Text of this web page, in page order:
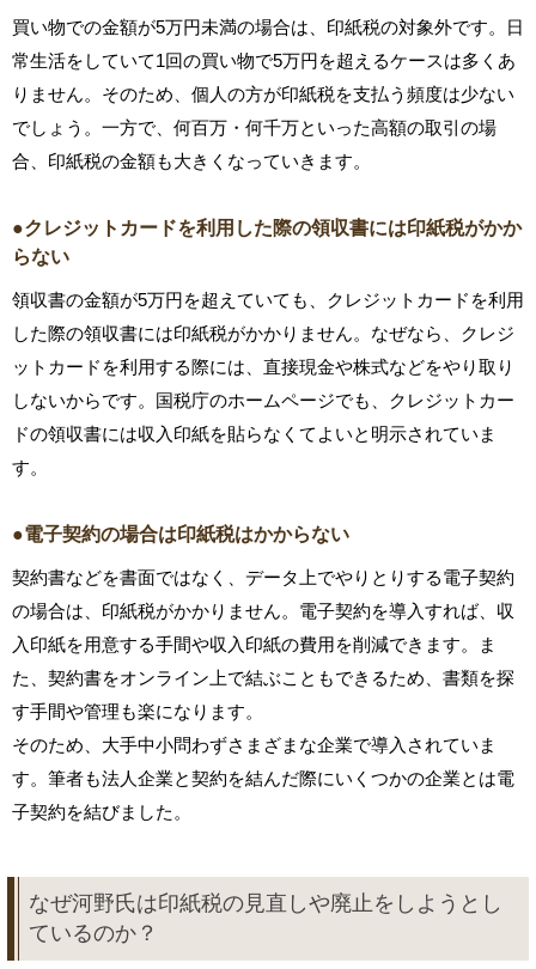
買い物での金額が5万円未満の場合は、印紙税の対象外です。日
常生活をしていて1回の買い物で5万円を超えるケースは多くあ
りません。そのため、個人の方が印紙税を支払う頻度は少ない
でしょう。一方で、何百万・何千万といった高額の取引の場
合、印紙税の金額も大きくなっていきます。
●クレジットカードを利用した際の領収書には印紙税がかか
らない
領収書の金額が5万円を超えていても、クレジットカードを利用
した際の領収書には印紙税がかかりません。なぜなら、クレジ
ットカードを利用する際には、直接現金や株式などをやり取り
しないからです。国税庁のホームページでも、クレジットカー
ドの領収書には収入印紙を貼らなくてよいと明示されていま
す。
●電子契約の場合は印紙税はかからない
契約書などを書面ではなく、データ上でやりとりする電子契約
の場合は、印紙税がかかりません。電子契約を導入すれば、収
入印紙を用意する手間や収入印紙の費用を削減できます。ま
た、契約書をオンライン上で結ぶこともできるため、書類を探
す手間や管理も楽になります。
そのため、大手中小問わずさまざまな企業で導入されていま
す。筆者も法人企業と契約を結んだ際にいくつかの企業とは電
子契約を結びました。
なぜ河野氏は印紙税の見直しや廃止をしようとし
ているのか？